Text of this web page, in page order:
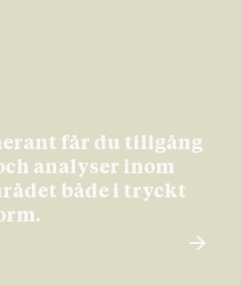
får du tillgång
analyser inom
både i tryckt